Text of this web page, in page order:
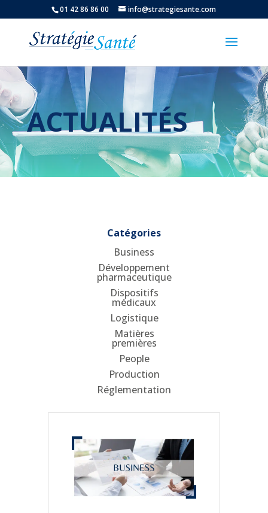
01 42 86 86 00 info@strategiesante.com
ACTUALITÉS
Catégories
Business
Développement
pharmaceutique
Dispositifs
médicaux
Logistique
Matières
premières
People
Production
Réglementation